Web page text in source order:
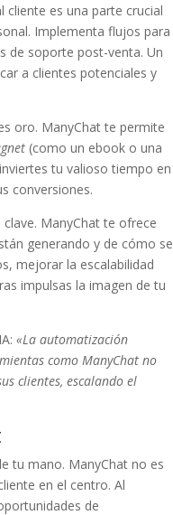
cliente es una parte crucial
Implementa flujos para
de soporte post-venta. Un
a clientes potenciales y
oro. ManyChat te permite
(como un ebook o una
tu valioso tiempo en
conversiones.
ManyChat te ofrece
generando y de cómo se
mejorar la escalabilidad
impulsas la imagen de tu
«La automatización
como ManyChat no
clientes, escalando el
tu mano. ManyChat no es
en el centro. Al
de